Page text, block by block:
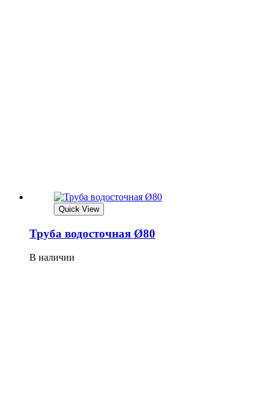
Quick View
Труба водосточная Ø80
В наличии